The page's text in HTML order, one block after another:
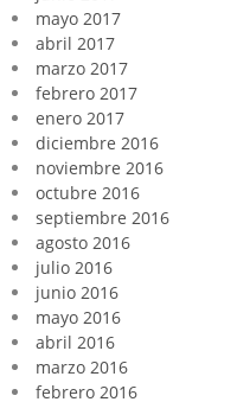
mayo 2017
abril 2017
marzo 2017
febrero 2017
enero 2017
diciembre 2016
noviembre 2016
octubre 2016
septiembre 2016
agosto 2016
julio 2016
junio 2016
mayo 2016
abril 2016
marzo 2016
febrero 2016